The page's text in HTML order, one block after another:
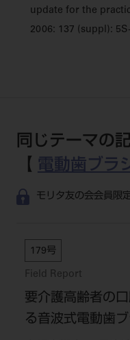
update for the
2006: 137 (suppl):
同じテーマの
【 電動歯ブラ
モリタ友の会会員限
179号
Field Report
要介護高齢者の
る音波式電動歯